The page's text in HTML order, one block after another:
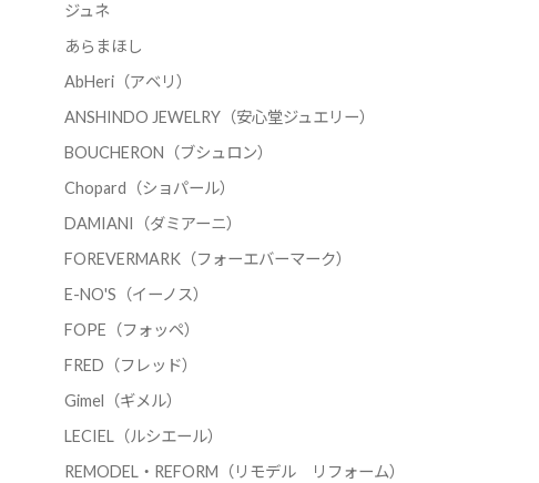
ジュネ
あらまほし
AbHeri（アベリ）
ANSHINDO JEWELRY（安心堂ジュエリー）
BOUCHERON（ブシュロン）
Chopard（ショパール）
DAMIANI（ダミアーニ）
FOREVERMARK（フォーエバーマーク）
E-NO'S（イーノス）
FOPE（フォッペ）
FRED（フレッド）
Gimel（ギメル）
LECIEL（ルシエール）
REMODEL・REFORM（リモデル リフォーム）